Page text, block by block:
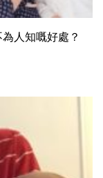
人知嘅好處？